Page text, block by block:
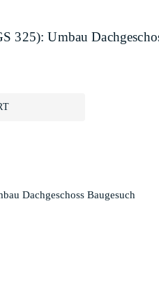
325): Umbau
Dachgeschoss Baugesuch